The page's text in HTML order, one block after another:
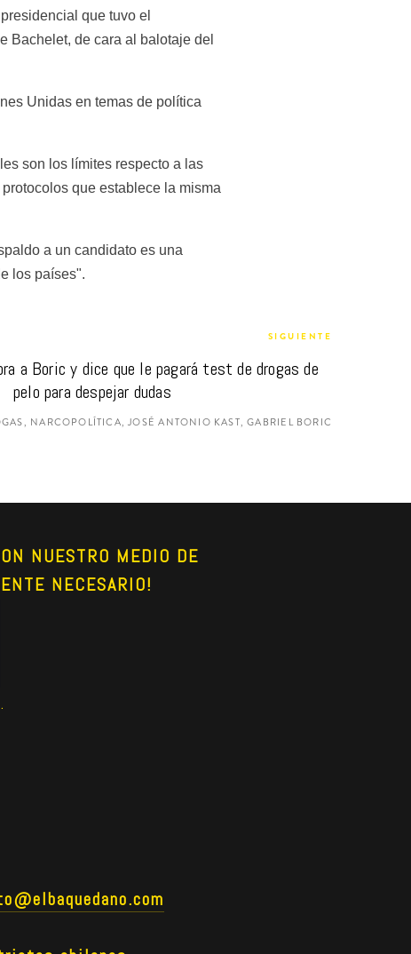
que tuvo el
Bachelet, de cara al balotaje del
Unidas en temas de política
son los límites respecto a las
que establece la misma
a un candidato es una
los países".
SIGUIENTE
a Boric y dice que le pagará test de drogas de
pelo para despejar dudas
NARCOPOLÍTICA, JOSÉ ANTONIO KAST, GABRIEL BORIC
NUESTRO MEDIO DE
NECESARIO!
.